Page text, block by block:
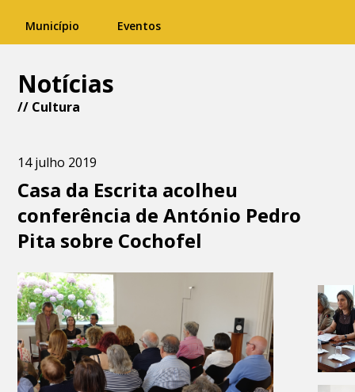
Município Eventos
Notícias
// Cultura
14 julho 2019
Casa da Escrita acolheu
conferência de António Pedro
Pita sobre Cochofel